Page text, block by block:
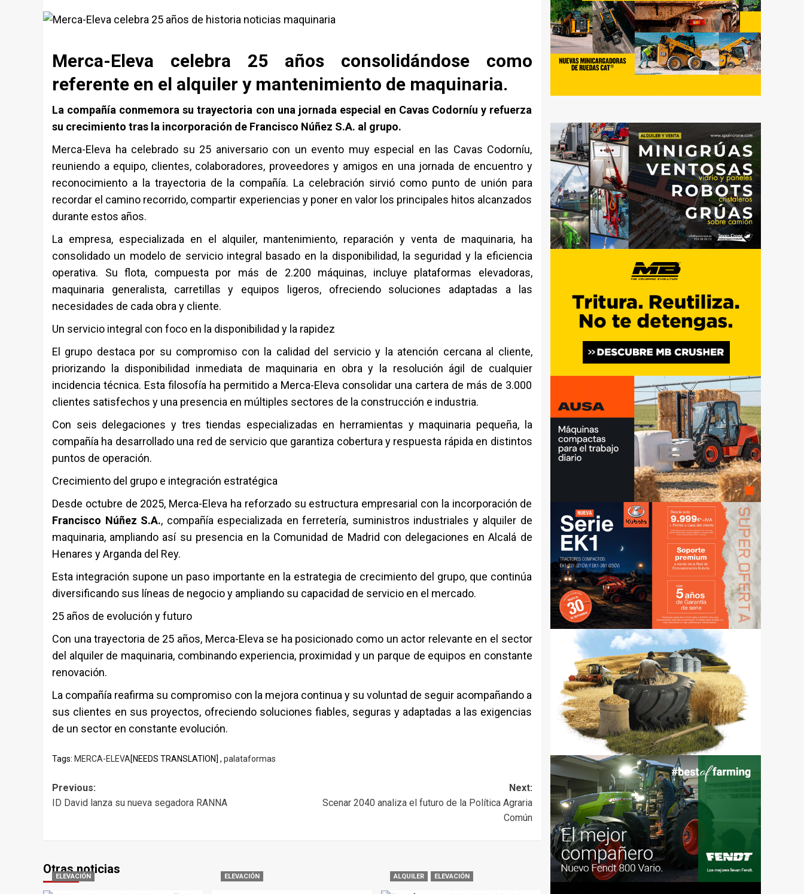
Merca-Eleva celebra 25 años consolidándose como
referente en el alquiler y mantenimiento de maquinaria.
La compañía conmemora su trayectoria con una jornada especial en Cavas Codorníu y refuerza
su crecimiento tras la incorporación de Francisco Núñez S.A. al grupo.
Merca-Eleva ha celebrado su 25 aniversario con un evento muy especial en las Cavas Codorníu,
reuniendo a equipo, clientes, colaboradores, proveedores y amigos en una jornada de encuentro y
reconocimiento a la trayectoria de la compañía. La celebración sirvió como punto de unión para
recordar el camino recorrido, compartir experiencias y poner en valor los principales hitos alcanzados
durante estos años.
La empresa, especializada en el alquiler, mantenimiento, reparación y venta de maquinaria, ha
consolidado un modelo de servicio integral basado en la disponibilidad, la seguridad y la eficiencia
operativa. Su flota, compuesta por más de 2.200 máquinas, incluye plataformas elevadoras,
maquinaria generalista, carretillas y equipos ligeros, ofreciendo soluciones adaptadas a las
necesidades de cada obra y cliente.
Un servicio integral con foco en la disponibilidad y la rapidez
El grupo destaca por su compromiso con la calidad del servicio y la atención cercana al cliente,
priorizando la disponibilidad inmediata de maquinaria en obra y la resolución ágil de cualquier
incidencia técnica. Esta filosofía ha permitido a Merca-Eleva consolidar una cartera de más de 3.000
clientes satisfechos y una presencia en múltiples sectores de la construcción e industria.
Con seis delegaciones y tres tiendas especializadas en herramientas y maquinaria pequeña, la
compañía ha desarrollado una red de servicio que garantiza cobertura y respuesta rápida en distintos
puntos de operación.
Crecimiento del grupo e integración estratégica
Desde octubre de 2025, Merca-Eleva ha reforzado su estructura empresarial con la incorporación de
Francisco Núñez S.A., compañía especializada en ferretería, suministros industriales y alquiler de
maquinaria, ampliando así su presencia en la Comunidad de Madrid con delegaciones en Alcalá de
Henares y Arganda del Rey.
Esta integración supone un paso importante en la estrategia de crecimiento del grupo, que continúa
diversificando sus líneas de negocio y ampliando su capacidad de servicio en el mercado.
25 años de evolución y futuro
Con una trayectoria de 25 años, Merca-Eleva se ha posicionado como un actor relevante en el sector
del alquiler de maquinaria, combinando experiencia, proximidad y un parque de equipos en constante
renovación.
La compañía reafirma su compromiso con la mejora continua y su voluntad de seguir acompañando a
sus clientes en sus proyectos, ofreciendo soluciones fiables, seguras y adaptadas a las exigencias
de un sector en constante evolución.
Tags: MERCA-ELEVA[NEEDS TRANSLATION] , palataformas
Post
Previous:
ID David lanza su nueva segadora RANNA
Next:
Scenar 2040 analiza el futuro de la Política Agraria
Común
Otras noticias
ELEVACIÓN ELEVACIÓN ALQUILER ELEVACIÓN